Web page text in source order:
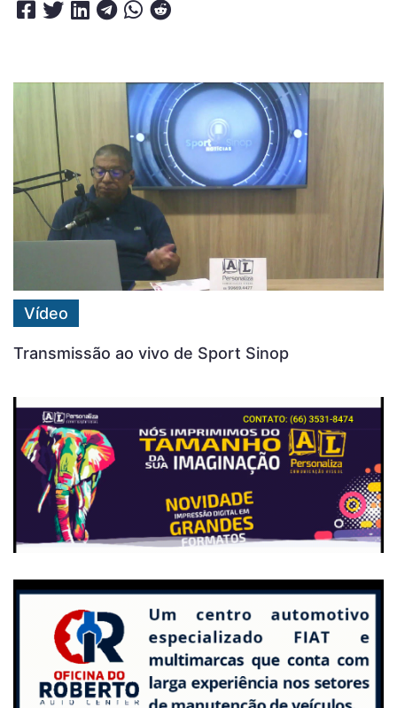
Vídeo
Transmissão ao vivo de Sport Sinop